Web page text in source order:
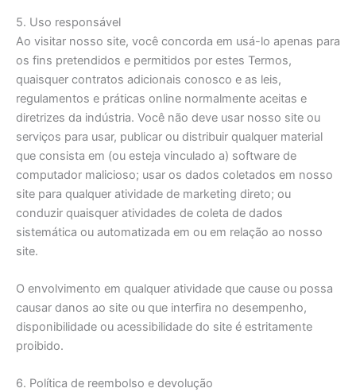
5. Uso responsável
Ao visitar nosso site, você concorda em usá-lo apenas para
os fins pretendidos e permitidos por estes Termos,
quaisquer contratos adicionais conosco e as leis,
regulamentos e práticas online normalmente aceitas e
diretrizes da indústria. Você não deve usar nosso site ou
serviços para usar, publicar ou distribuir qualquer material
que consista em (ou esteja vinculado a) software de
computador malicioso; usar os dados coletados em nosso
site para qualquer atividade de marketing direto; ou
conduzir quaisquer atividades de coleta de dados
sistemática ou automatizada em ou em relação ao nosso
site.
O envolvimento em qualquer atividade que cause ou possa
causar danos ao site ou que interfira no desempenho,
disponibilidade ou acessibilidade do site é estritamente
proibido.
6. Política de reembolso e devolução